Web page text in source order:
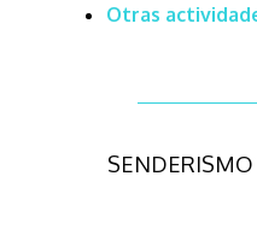
Otras
SENDERISMO